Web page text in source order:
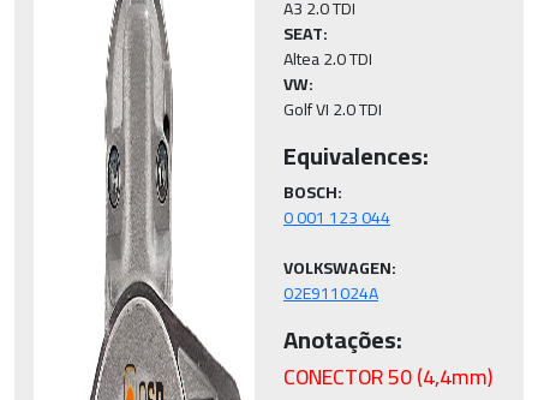
SEAT:
VW:
Golf VI 2.0 TDI
Equivalences:
BOSCH:
VOLKSWAGEN:
02E911024A
Anotações:
CONECTOR 50 (4,4mm)